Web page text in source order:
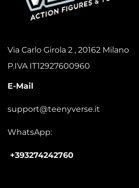
Via Carlo Girola 2 , 20162 Milano
P.IVA IT12927600960
E-Mail
support@teenyverse.it
WhatsApp:
+393274242760